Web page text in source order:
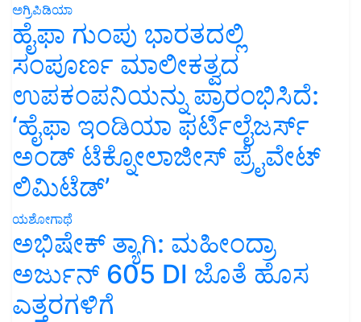
ಅಗ್ರಿಪಿಡಿಯಾ
ಹೈಫಾ ಗುಂಪು ಭಾರತದಲ್ಲಿ
ಸಂಪೂರ್ಣ ಮಾಲೀಕತ್ವದ
ಉಪಕಂಪನಿಯನ್ನು ಪ್ರಾರಂಭಿಸಿದೆ:
‘ಹೈಫಾ ಇಂಡಿಯಾ ಫರ್ಟಿಲೈಜರ್ಸ್
ಅಂಡ್ ಟೆಕ್ನೋಲಾಜೀಸ್ ಪ್ರೈವೇಟ್
ಲಿಮಿಟೆಡ್’
ಯಶೋಗಾಥೆ
ಅಭಿಷೇಕ್ ತ್ಯಾಗಿ: ಮಹೀಂದ್ರಾ
ಅರ್ಜುನ್ 605 DI ಜೊತೆ ಹೊಸ
ಎತ್ತರಗಳಿಗೆ